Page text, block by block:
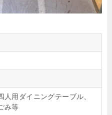
用ダイニングテーブル、
み等